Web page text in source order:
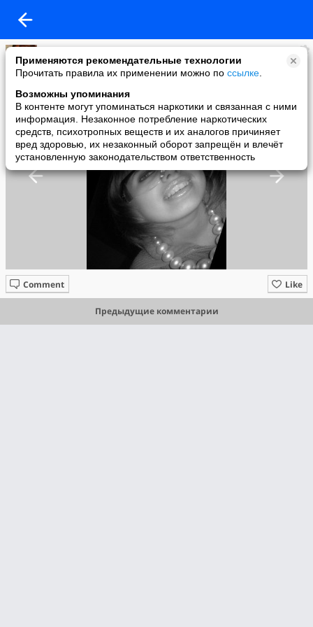
Применяются рекомендательные технологии
Прочитать правила их применении можно по ссылке
Возможны упоминания
В контенте могут упоминаться наркотики и связанная с ними
информация. Незаконное потребление наркотических
средств, психотропных веществ и их аналогов причиняет
вред здоровью, их незаконный оборот запрещён и влечёт
установленную законодательством ответственность
Татьяна Чернодирова
added a photo
08 Mar в 21:26
Like
Comment
Предыдущие комментарии